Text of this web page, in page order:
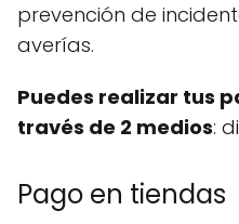
prevención de
averías.
Puedes realizar tus
través de 2 medios:
Pago en tiendas